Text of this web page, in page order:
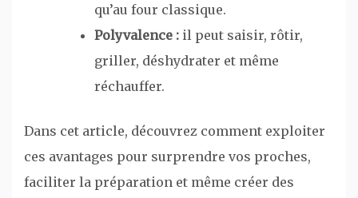
qu’au four classique.
Polyvalence : il peut saisir, rôtir,
griller, déshydrater et même
réchauffer.
Dans cet article, découvrez comment exploiter
ces avantages pour surprendre vos proches,
faciliter la préparation et même créer des